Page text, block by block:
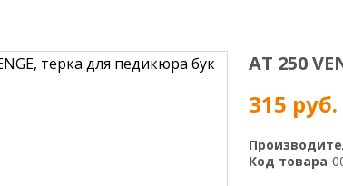
АТ 250
315 руб.
Код товара